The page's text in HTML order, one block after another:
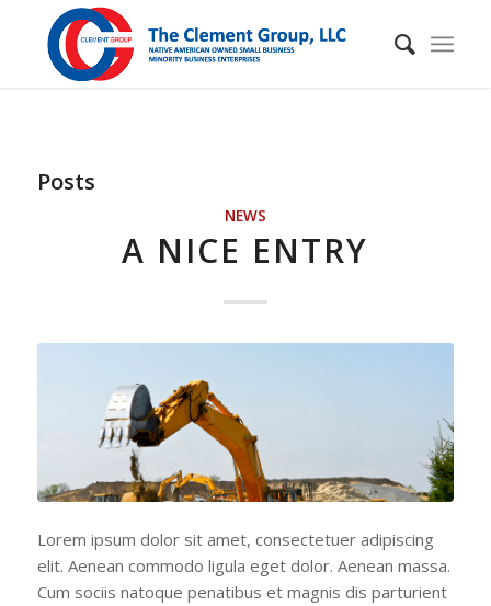
Posts
NEWS
A NICE ENTRY
Lorem ipsum dolor sit amet, consectetuer adipiscing
elit. Aenean commodo ligula eget dolor. Aenean massa.
Cum sociis natoque penatibus et magnis dis parturient